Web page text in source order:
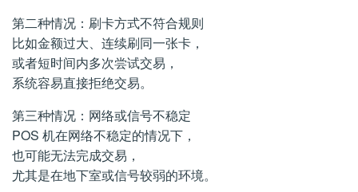
第二种情况：刷卡方式不符合规则
比如金额过大、连续刷同一张卡，
或者短时间内多次尝试交易，
系统容易直接拒绝交易。
第三种情况：网络或信号不稳定
POS 机在网络不稳定的情况下，
也可能无法完成交易，
尤其是在地下室或信号较弱的环境。